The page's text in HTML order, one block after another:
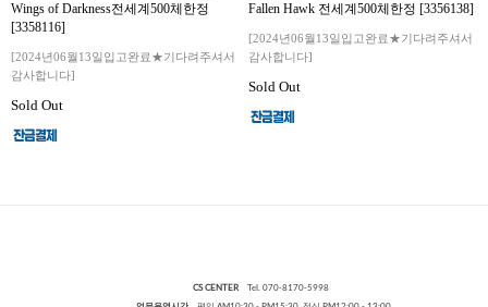
Wings of Darkness전세계500체한정
[3358116]
[2024년06월13일입고완료★기다려주셔서
감사합니다]
Sold Out
Fallen Hawk 전세계500체한정 [3356138]
[2024년06월13일입고완료★기다려주셔서
감사합니다]
Sold Out
CS CENTERTel. 070-8170-5998